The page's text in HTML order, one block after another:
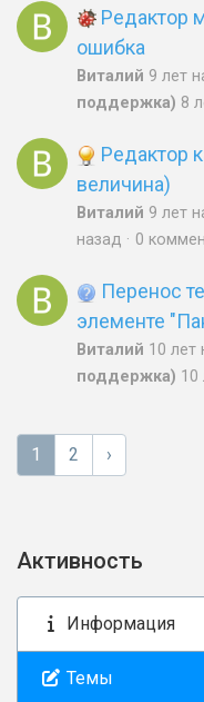
Редактор
ошибка
Виталий 9 лет
поддержка) 8
Редактор
величина)
Виталий 9 лет
назад
0
Перенос
элементе
Виталий 10 лет
поддержка) 10
1 2 ›
Активность
Информация
Темы